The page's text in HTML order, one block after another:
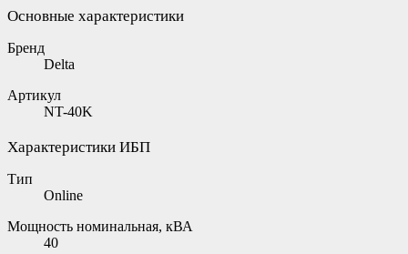
Основные характеристики
Бренд
Delta
Артикул
NT-40K
Характеристики ИБП
Тип
Online
Мощность номинальная, кВА
40